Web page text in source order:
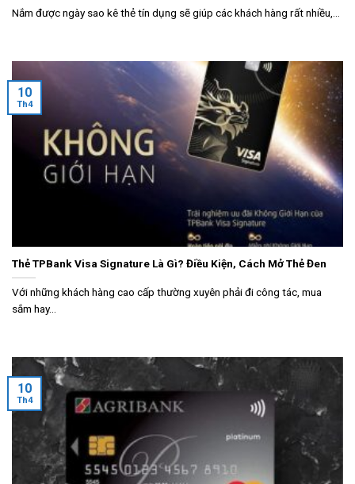
Nắm được ngày sao kê thẻ tín dụng sẽ giúp các khách hàng rất nhiều,...
Thẻ TPBank Visa Signature Là Gì? Điều Kiện, Cách Mở Thẻ Đen
Với những khách hàng cao cấp thường xuyên phải đi công tác, mua
sắm hay...
10
Th4
10
Th4